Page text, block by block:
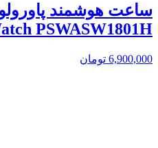
PSWASW1801H
6,900,000 تومان